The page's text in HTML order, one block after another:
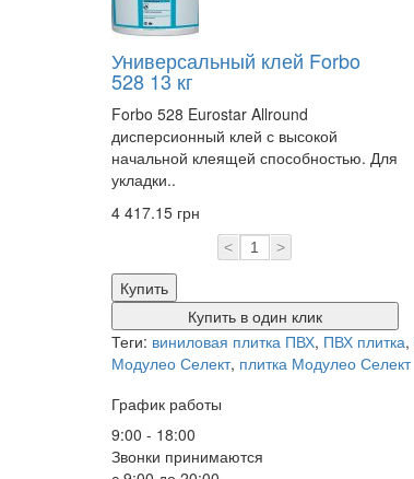
Универсальный клей Forbo
528 13 кг
Forbo 528 Eurostar Allround
дисперсионный клей с высокой
начальной клеящей способностью. Для
укладки..
4 417.15 грн
< >
Купить
Купить в один клик
Теги: виниловая плитка ПВХ, ПВХ плитка,
Модулео Селект, плитка Модулео Селект
График работы
9:00 - 18:00
Звонки принимаются